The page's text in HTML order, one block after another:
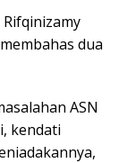
dua
ASN
kendati